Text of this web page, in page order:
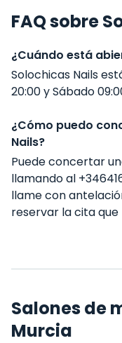
FAQ sobre
¿Cuándo está
Solochicas Nails
20:00 y Sábado
¿Cómo puedo
Nails?
Puede concertar
llamando al
llame con
reservar la cita
Salones de
Murcia